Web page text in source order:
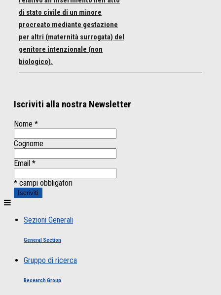
di stato civile di un minore
procreato mediante gestazione
per altri (maternità surrogata) del
genitore intenzionale (non
biologico).
Iscriviti alla nostra Newsletter
Nome *
Cognome
Email *
* campi obbligatori
Sezioni Generali
General Section
Gruppo di ricerca
Research Group